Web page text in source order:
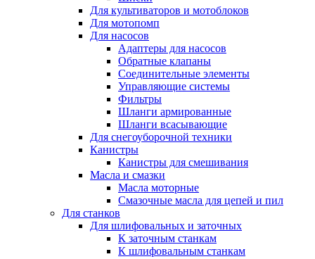
Для культиваторов и мотоблоков
Для мотопомп
Для насосов
Адаптеры для насосов
Обратные клапаны
Соединительные элементы
Управляющие системы
Фильтры
Шланги армированные
Шланги всасывающие
Для снегоуборочной техники
Канистры
Канистры для смешивания
Масла и смазки
Масла моторные
Смазочные масла для цепей и пил
Для станков
Для шлифовальных и заточных
К заточным станкам
К шлифовальным станкам